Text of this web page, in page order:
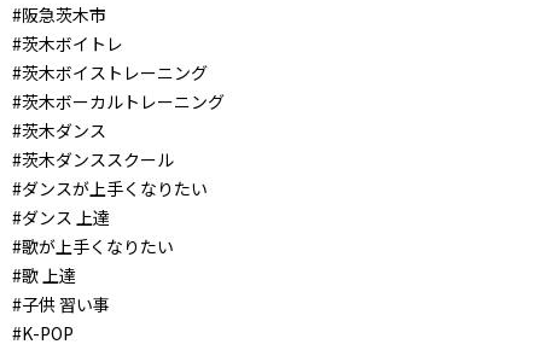
#阪急茨木市
#茨木ボイトレ
#茨木ボイストレーニング
#茨木ボーカルトレーニング
#茨木ダンス
#茨木ダンススクール
#ダンスが上手くなりたい
#ダンス 上達
#歌が上手くなりたい
#歌 上達
#子供 習い事
#K-POP